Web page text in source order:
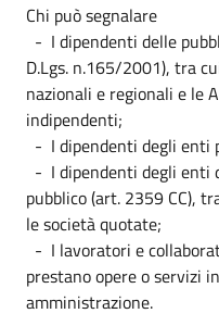
Chi può segnalare
- I dipendenti delle
D.Lgs. n.165/2001), tra
nazionali e regionali e le
indipendenti;
- I dipendenti degli enti
- I dipendenti degli enti
pubblico (art. 2359 CC),
le società quotate;
- I lavoratori e
prestano opere o servizi
amministrazione.